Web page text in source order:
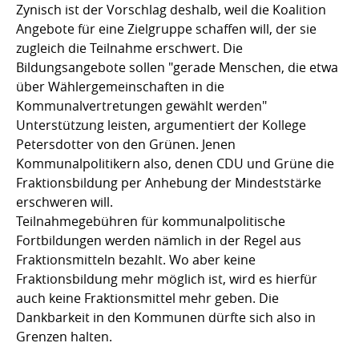
Zynisch ist der Vorschlag deshalb, weil die Koalition
Angebote für eine Zielgruppe schaffen will, der sie
zugleich die Teilnahme erschwert. Die
Bildungsangebote sollen "gerade Menschen, die etwa
über Wählergemeinschaften in die
Kommunalvertretungen gewählt werden"
Unterstützung leisten, argumentiert der Kollege
Petersdotter von den Grünen. Jenen
Kommunalpolitikern also, denen CDU und Grüne die
Fraktionsbildung per Anhebung der Mindeststärke
erschweren will.
Teilnahmegebühren für kommunalpolitische
Fortbildungen werden nämlich in der Regel aus
Fraktionsmitteln bezahlt. Wo aber keine
Fraktionsbildung mehr möglich ist, wird es hierfür
auch keine Fraktionsmittel mehr geben. Die
Dankbarkeit in den Kommunen dürfte sich also in
Grenzen halten.